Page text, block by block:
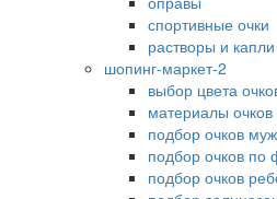
спортивные очки
растворы и капли
шопинг-маркет-2
выбор цвета
материалы очков
подбор очков
подбор очков
подбор очков